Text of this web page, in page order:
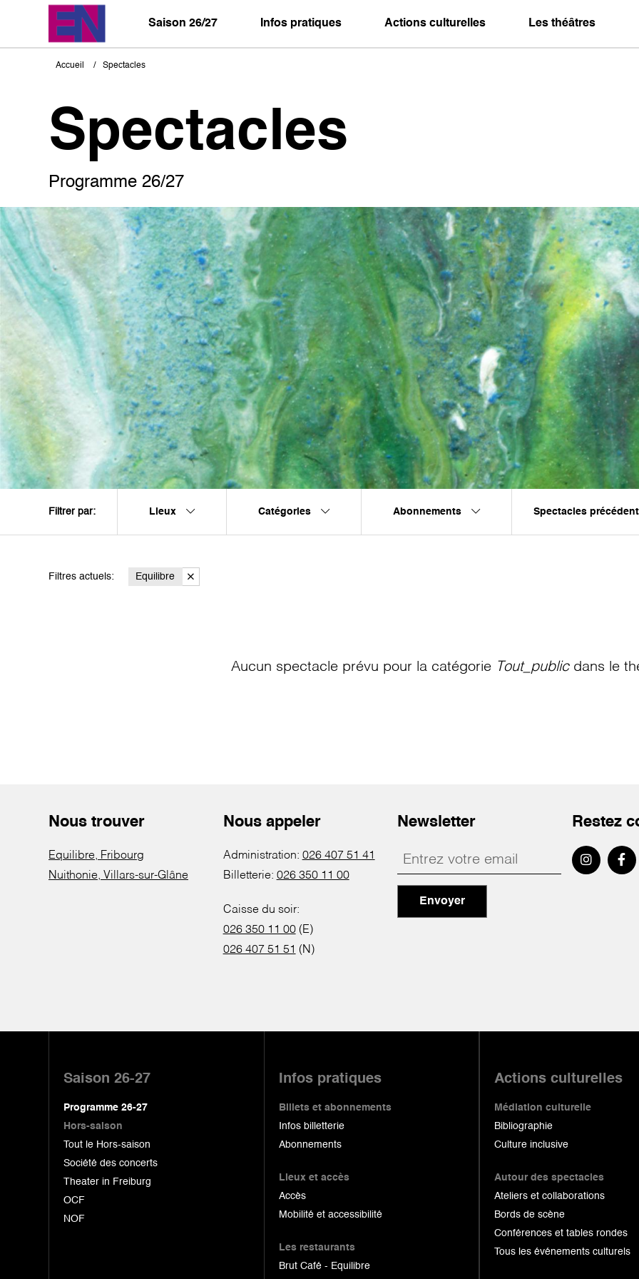
Saison 26/27 Infos pratiques Actions culturelles Les théâtres
Fil
Accueil Spectacles
Spectacles
Programme 26/27
Filtrer par: Lieux Catégories Abonnements Spectacles
Filtres actuels: Equilibre
Aucun spectacle prévu pour la catégorie Tout_publicdans le
Nous trouver
Equilibre, Fribourg
Nuithonie, Villars-sur-Glâne
Nous appeler
Administration: 026 407 51 41
Billetterie: 026 350 11 00
Caisse du soir:
026 350 11 00(E)
026 407 51 51 (N)
Newsletter
Envoyer
Restez
Saison 26-27
Programme 26-27
Hors-saison
Tout le Hors-saison
Société des concerts
Theater in Freiburg
OCF
NOF
Infos pratiques
Billets et abonnements
Infos billetterie
Abonnements
Lieux et accès
Accès
Mobilité et accessibilité
Les restaurants
Brut Café - Equilibre
Actions culturelles
Médiation culturelle
Bibliographie
Culture inclusive
Autour des spectacles
Ateliers et collaborations
Bords de scène
Conférences et tables rondes
Tous les événements culturels